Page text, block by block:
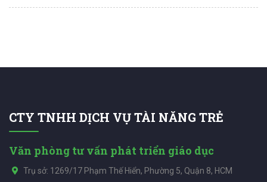
CTY TNHH DỊCH VỤ TÀI NĂNG TRẺ
Văn phòng tư vấn phát triển giáo dục
Trụ sở: 1269/17 Phạm Thế Hiển, Phường 5, Quận 8, HCM